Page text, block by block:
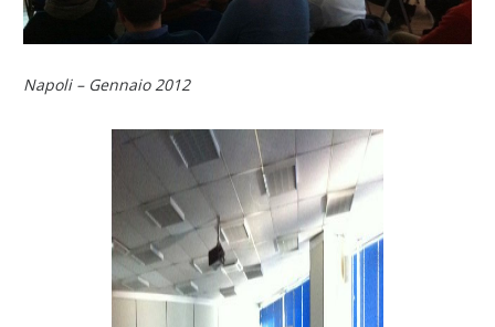
Napoli – Gennaio 2012